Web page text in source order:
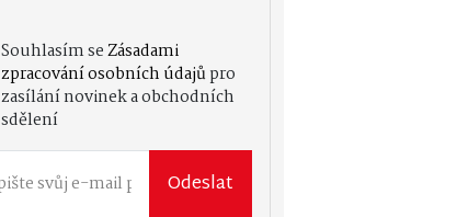
Souhlasím seZásadami
zpracování osobních údajůpro
zasílání novinek a obchodních
sdělení
Odeslat